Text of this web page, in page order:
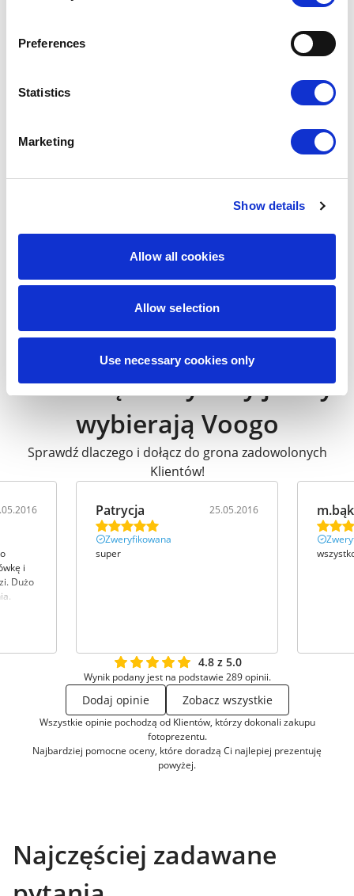
Preferences
Statistics
Marketing
Show details
Allow all cookies
Allow selection
Use necessary cookies only
Najniższa
9,00zł
Przedsiębiorcy tacy jak Ty
wybierają Voogo
Sprawdź dlaczego i dołącz do grona zadowolonych
Klientów!
i
Dużo
Patrycja 25.05.2016
Zweryfikowana
super
4.8 z 5.0
Wynik podany jest na podstawie 289 opinii.
Dodaj opinie Zobacz wszystkie
Wszystkie opinie pochodzą od Klientów, którzy dokonali zakupu
fotoprezentu.
Najbardziej pomocne oceny, które doradzą Ci najlepiej prezentuję
powyżej.
Najczęściej zadawane